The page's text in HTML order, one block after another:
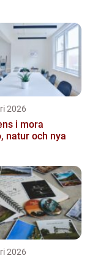
2026
i mora
natur och nya
2026